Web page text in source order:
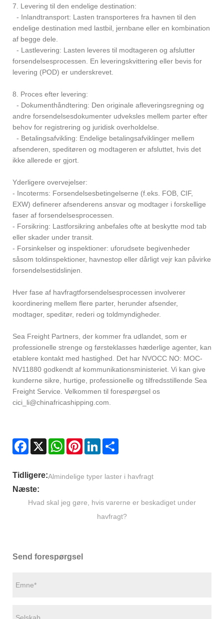
7. Levering til den endelige destination:
- Inlandtransport: Lasten transporteres fra havnen til den
endelige destination med lastbil, jernbane eller en kombination
af begge dele.
- Lastlevering: Lasten leveres til modtageren og afslutter
forsendelsesprocessen. En leveringskvittering eller bevis for
levering (POD) er underskrevet.
8. Proces efter levering:
- Dokumenthåndtering: Den originale afleveringsregning og
andre forsendelsesdokumenter udveksles mellem parter efter
behov for registrering og juridisk overholdelse.
- Betalingsafvikling: Endelige betalingsafviklinger mellem
afsenderen, speditøren og modtageren er afsluttet, hvis det
ikke allerede er gjort.
Yderligere overvejelser:
- Incoterms: Forsendelsesbetingelserne (f.eks. FOB, CIF,
EXW) definerer afsenderens ansvar og modtager i forskellige
faser af forsendelsesprocessen.
- Forsikring: Lastforsikring anbefales ofte at beskytte mod tab
eller skader under transit.
- Forsinkelser og inspektioner: uforudsete begivenheder
såsom toldinspektioner, havnestop eller dårligt vejr kan påvirke
forsendelsestidslinjen.
Hver fase af havfragtforsendelsesprocessen involverer
koordinering mellem flere parter, herunder afsender,
modtager, speditør, rederi og toldmyndigheder.
Sea Freight Partners, der kommer fra udlandet, som er
professionelle strenge og førsteklasses hæderlige agenter, kan
etablere kontakt med hastighed. Det har NVOCC NO: MOC-
NV11880 godkendt af kommunikationsministeriet. Vi kan give
kunderne sikre, hurtige, professionelle og tilfredsstillende Sea
Freight Service. Velkommen til forespørgsel os
cici_li@chinafricashipping.com.
Facebook
X WhatsAppPinterestLinkedIn
Tidligere:Almindelige typer laster i havfragt
Næste:
Hvad skal jeg gøre, hvis varerne er beskadiget under
havfragt?
Send forespørgsel